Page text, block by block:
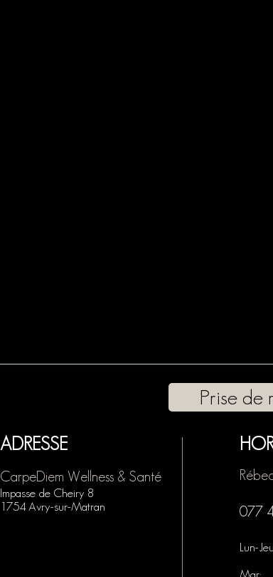
ADRESSE
CarpeDiem Wellness & Santé
Impasse de Cheiry 8
1754 Avry-sur-Matran
077
Lun-
Mar:
Prise de